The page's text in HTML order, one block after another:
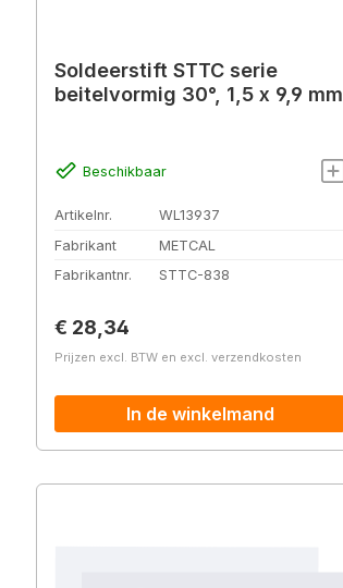
Soldeerstift STTC serie
beitelvormig 30°, 1,5 x 9,9 mm
Beschikbaar
Artikelnr.
WL13937
Fabrikant
METCAL
Fabrikantnr.
STTC-838
Normale prijs:
€ 28,34
Prijzen excl. BTW en excl. verzendkosten
In de winkelmand